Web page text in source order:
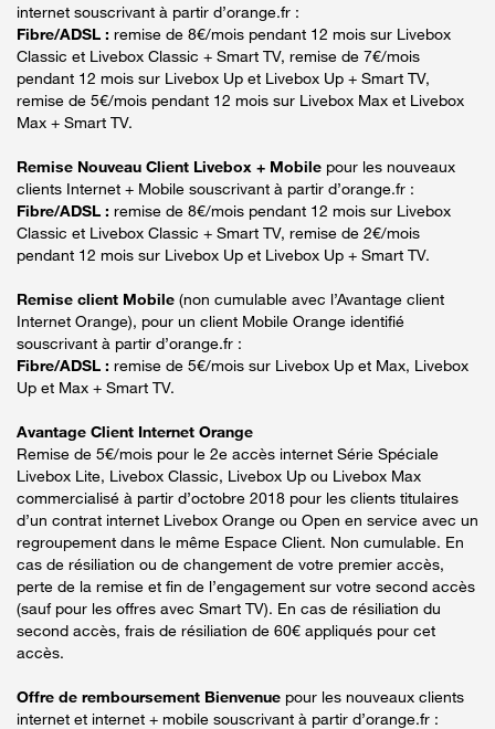
internet souscrivant à partir d’orange.fr :
Fibre/ADSL : remise de 8€/mois pendant 12 mois sur Livebox
Classic et Livebox Classic + Smart TV, remise de 7€/mois
pendant 12 mois sur Livebox Up et Livebox Up + Smart TV,
remise de 5€/mois pendant 12 mois sur Livebox Max et Livebox
Max + Smart TV.
Remise Nouveau Client Livebox + Mobile pour les nouveaux
clients Internet + Mobile souscrivant à partir d’orange.fr :
Fibre/ADSL : remise de 8€/mois pendant 12 mois sur Livebox
Classic et Livebox Classic + Smart TV, remise de 2€/mois
pendant 12 mois sur Livebox Up et Livebox Up + Smart TV.
Remise client Mobile (non cumulable avec l’Avantage client
Internet Orange), pour un client Mobile Orange identifié
souscrivant à partir d’orange.fr :
Fibre/ADSL : remise de 5€/mois sur Livebox Up et Max, Livebox
Up et Max + Smart TV.
Avantage Client Internet Orange
Remise de 5€/mois pour le 2e accès internet Série Spéciale
Livebox Lite, Livebox Classic, Livebox Up ou Livebox Max
commercialisé à partir d’octobre 2018 pour les clients titulaires
d’un contrat internet Livebox Orange ou Open en service avec un
regroupement dans le même Espace Client. Non cumulable. En
cas de résiliation ou de changement de votre premier accès,
perte de la remise et fin de l’engagement sur votre second accès
(sauf pour les offres avec Smart TV). En cas de résiliation du
second accès, frais de résiliation de 60€ appliqués pour cet
accès.
Offre de remboursement Bienvenue pour les nouveaux clients
internet et internet + mobile souscrivant à partir d’orange.fr :